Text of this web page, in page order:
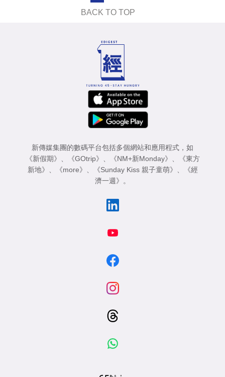
BACK TO TOP
新傳媒集團的數碼平台包括多個網站和應用程式，如
《新假期》 、 《GOtrip》 、 《NM+新Monday》 、
《東方
新地》 、 《more》 、 《Sunday Kiss 親子童萌》 、
《經
濟一週》 。